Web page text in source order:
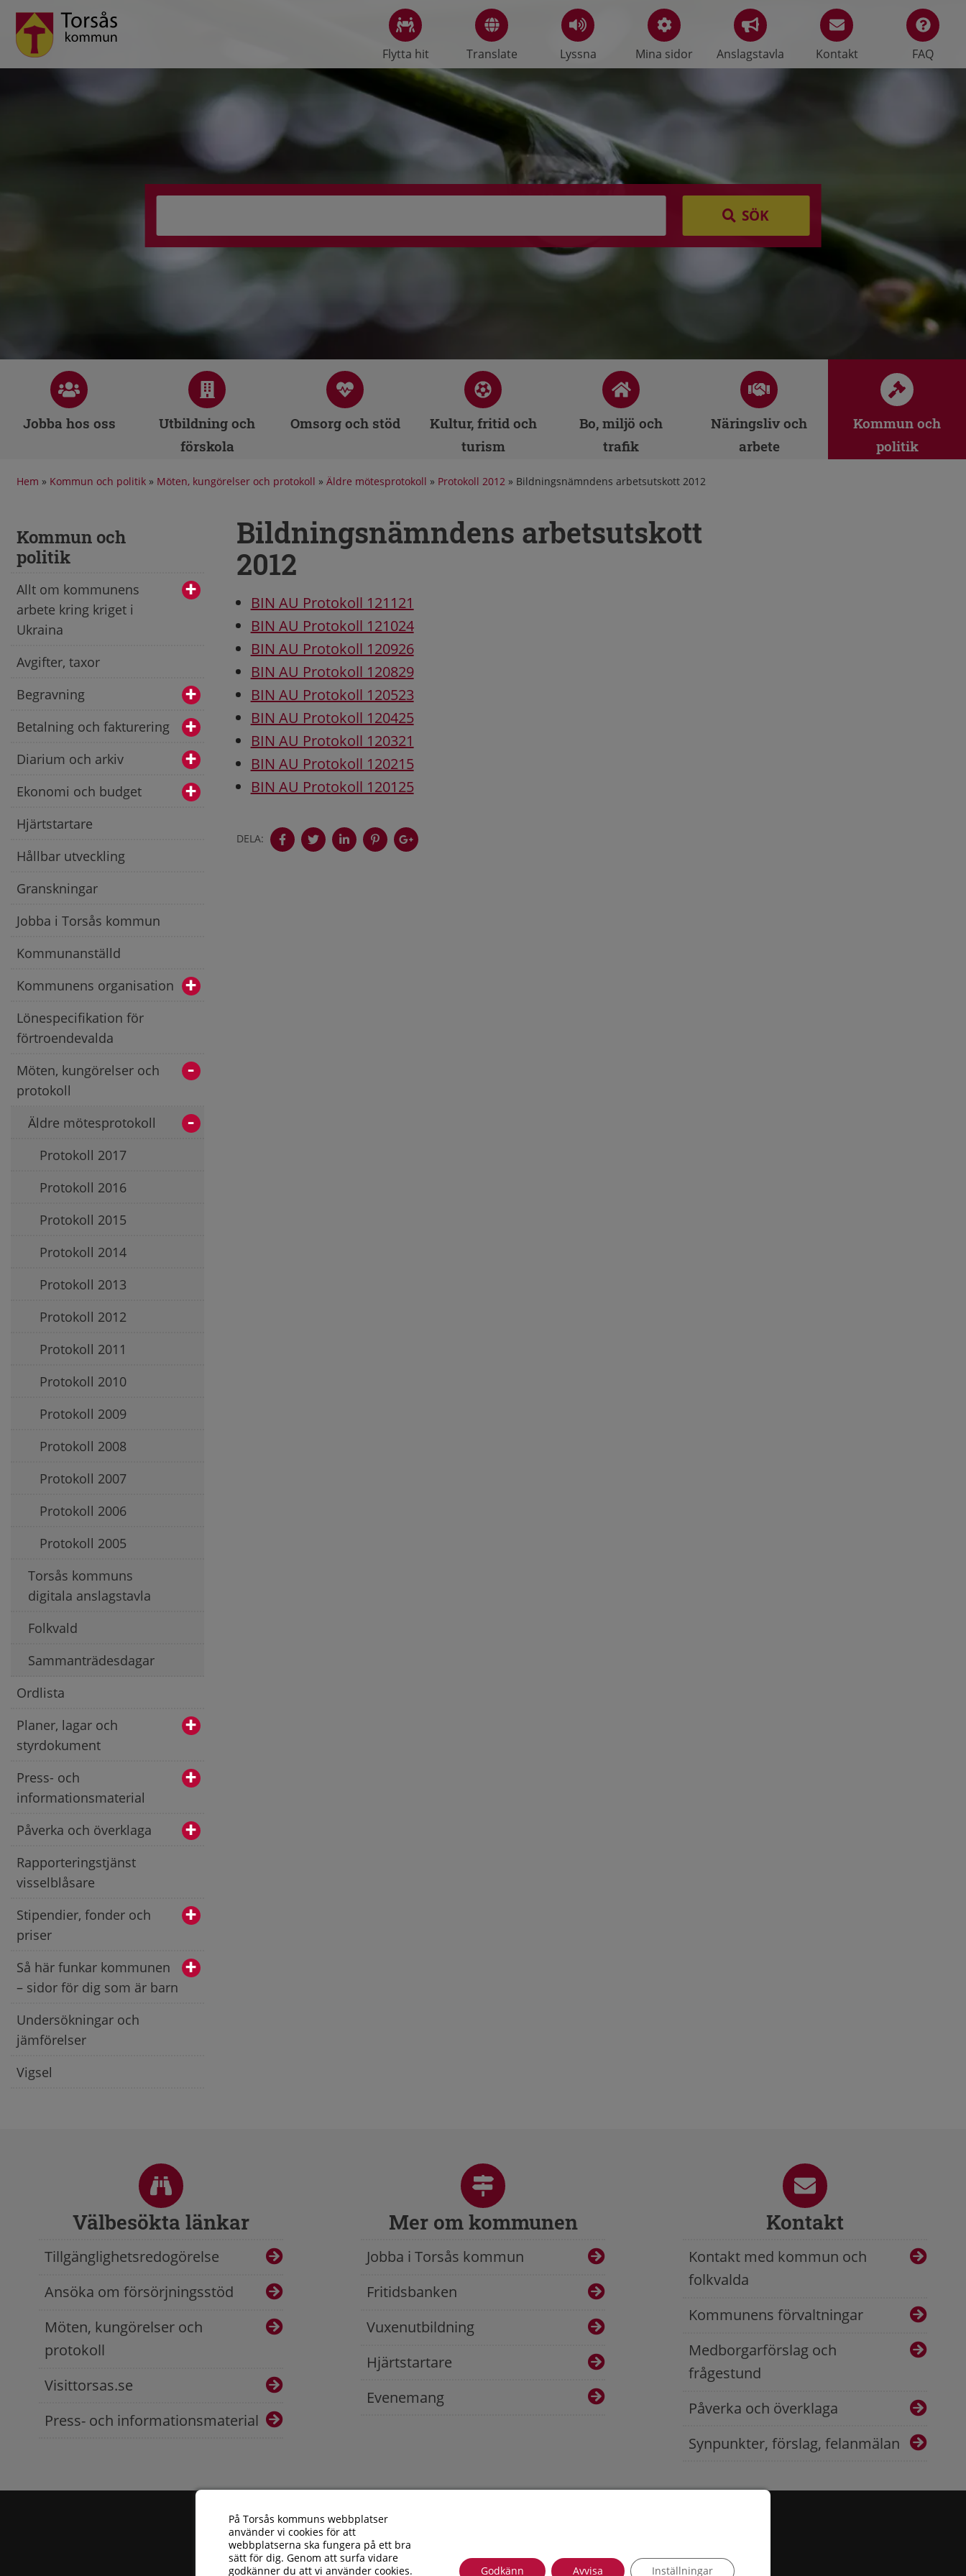
Flytta hit Translate Lyssna Mina sidor Anslagstavla Kontakt FAQ
SÖK
Jobba hos oss
Utbildning och
förskola
Omsorg och stöd
Kultur, fritid och
turism
Bo, miljö och
trafik
Näringsliv och
arbete
Kommun och
politik
Hem » Kommun och politik » Möten, kungörelser och protokoll » Äldre mötesprotokoll » Protokoll 2012 » Bildningsnämndens arbetsutskott 2012
Kommun och
politik
Allt om kommunens
arbete kring kriget i
Ukraina
Avgifter, taxor
Begravning
Betalning och fakturering
Diarium och arkiv
Ekonomi och budget
Hjärtstartare
Hållbar utveckling
Granskningar
Jobba i Torsås kommun
Kommunanställd
Kommunens organisation
Lönespecifikation för
förtroendevalda
Möten, kungörelser och
protokoll
Äldre mötesprotokoll
Protokoll 2017
Protokoll 2016
Protokoll 2015
Protokoll 2014
Protokoll 2013
Protokoll 2012
Protokoll 2011
Protokoll 2010
Protokoll 2009
Protokoll 2008
Protokoll 2007
Protokoll 2006
Protokoll 2005
Torsås kommuns
digitala anslagstavla
Folkvald
Sammanträdesdagar
Ordlista
Planer, lagar och
styrdokument
Press- och
informationsmaterial
Påverka och överklaga
Rapporteringstjänst
visselblåsare
Stipendier, fonder och
priser
Så här funkar kommunen
– sidor för dig som är barn
Undersökningar och
jämförelser
Vigsel
Bildningsnämndens arbetsutskott
2012
BIN AU Protokoll 121121
BIN AU Protokoll 121024
BIN AU Protokoll 120926
BIN AU Protokoll 120829
BIN AU Protokoll 120523
BIN AU Protokoll 120425
BIN AU Protokoll 120321
BIN AU Protokoll 120215
BIN AU Protokoll 120125
DELA:
På Torsås kommuns webbplatser
använder vi cookies för att
webbplatserna ska fungera på ett bra
sätt för dig. Genom att surfa vidare
godkänner du att vi använder cookies.
Godkänn Avvisa Inställningar
Välbesökta länkar
Tillgänglighetsredogörelse
Ansöka om försörjningsstöd
Möten, kungörelser och
protokoll
Visittorsas.se
Press- och informationsmaterial
Mer om kommunen
Jobba i Torsås kommun
Fritidsbanken
Vuxenutbildning
Hjärtstartare
Evenemang
Kontakt
Kontakt med kommun och
folkvalda
Kommunens förvaltningar
Medborgarförslag och
frågestund
Påverka och överklaga
Synpunkter, förslag, felanmälan